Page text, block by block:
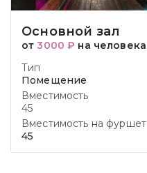
Основной зал
от3000 ₽ на человека
Тип
Помещение
Вместимость
45
Вместимость на фуршет
45